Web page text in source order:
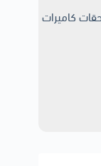
كاميرات